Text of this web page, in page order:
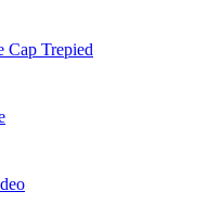
Cap Trepied